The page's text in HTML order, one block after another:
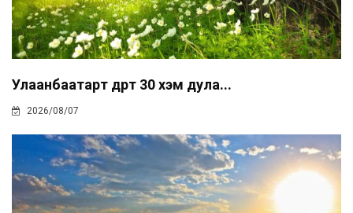
Улаанбаатарт өдөртөө 30 хэм дула...
2026/08/07